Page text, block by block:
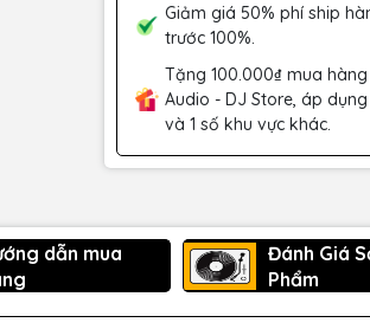
Giảm giá 50% phí ship
trước 100%.
Tặng 100.000₫ mua
Audio - DJ Store, áp
và 1 số khu vực khác.
dẫn mua
Đánh Giá
Phẩm